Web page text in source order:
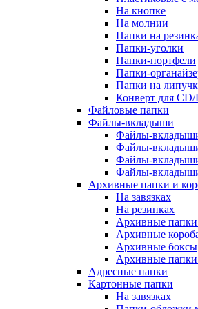
На кнопке
На молнии
Папки на
Папки-уголки
Папки-портфели
Папки-
Папки на
Конверт для
Файловые папки
Файлы-вкладыши
Файлы-
Файлы-
Файлы-
Файлы-
Архивные папки и
На завязках
На резинках
Архивные
Архивные
Архивные боксы
Архивные папки
Адресные папки
Картонные папки
На завязках